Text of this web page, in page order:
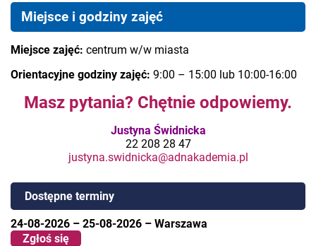
Miejsce i godziny zajęć
Miejsce zajęć: centrum w/w miasta
Orientacyjne godziny zajęć: 9:00 – 15:00 lub 10:00-16:00
Masz pytania? Chętnie odpowiemy.
Justyna Świdnicka
22 208 28 47
justyna.swidnicka@adnakademia.pl
Dostępne terminy
24-08-2026 – 25-08-2026 – Warszawa
Zgłoś się